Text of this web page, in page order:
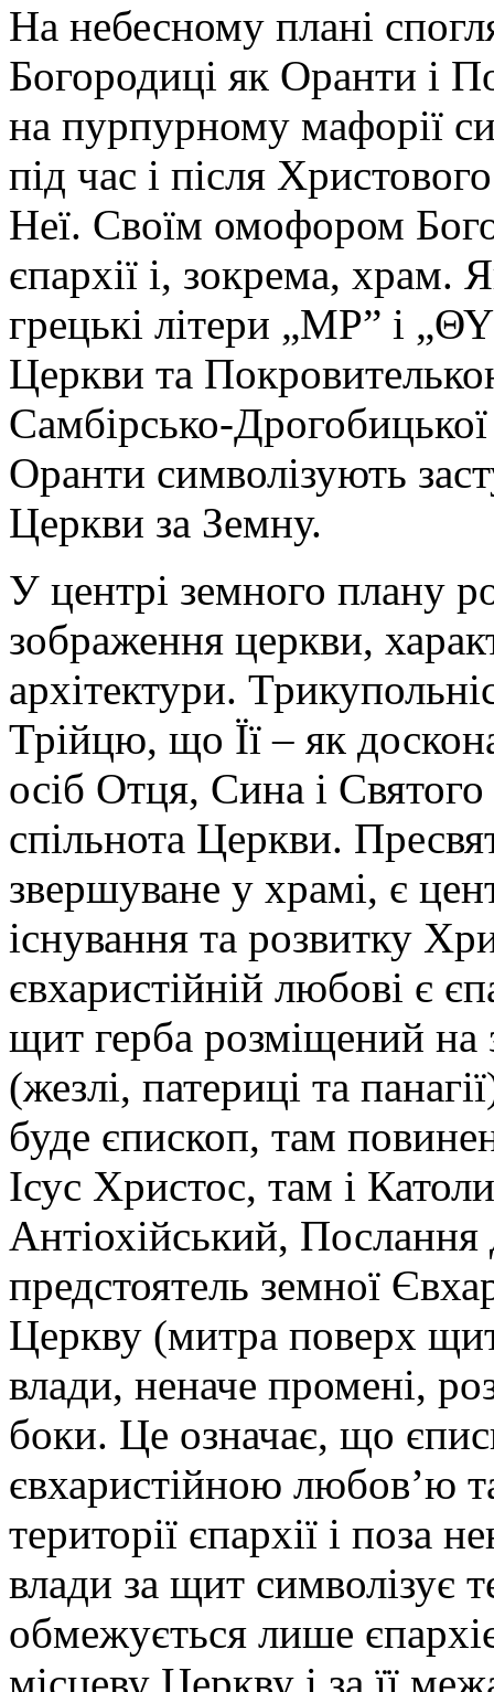
На небесному плані
Богородиці як Оранти і
на пурпурному мафорії
під час і після
Неї. Своїм омофором
єпархії і, зокрема,
грецькі літери „МР” і
Церкви та
Самбірсько-
Оранти символізують
Церкви за Земну.
У центрі земного плану
зображення церкви,
архітектури.
Трійцю, що Її – як
осіб Отця, Сина і
спільнота Церкви.
звершуване у храмі, є
існування та розвитку
євхаристійній любові є
щит герба розміщений на
(жезлі, патериці та
буде єпископ, там
Ісус Христоc, там і
Антіохійський,
предстоятель земної
Церкву (митра поверх
влади, неначе промені,
боки. Це означає, що
євхаристійною любов’ю
території єпархії і поза
влади за щит символізує
обмежується лише
місцеву Церкву і за її